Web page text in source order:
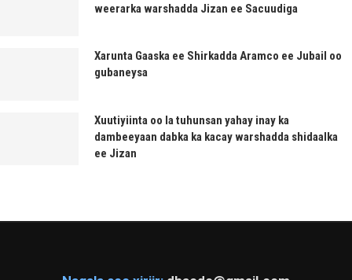
weerarka warshadda Jizan ee Sacuudiga
Xarunta Gaaska ee Shirkadda Aramco ee Jubail oo
gubaneysa
Xuutiyiinta oo la tuhunsan yahay inay ka
dambeeyaan dabka ka kacay warshadda shidaalka
ee Jizan